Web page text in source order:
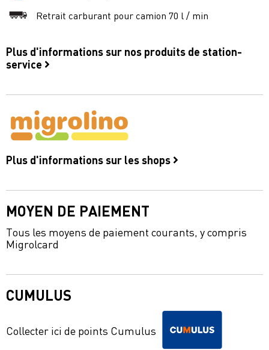
Retrait carburant pour camion 70 l / min
Plus d'informations sur nos produits de station-
service
Plus d'informations sur les shops
MOYEN DE PAIEMENT
Tous les moyens de paiement courants, y compris
Migrolcard
CUMULUS
Collecter ici de points Cumulus